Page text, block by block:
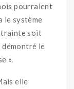
pourraient
le système
soit
le
».
elle